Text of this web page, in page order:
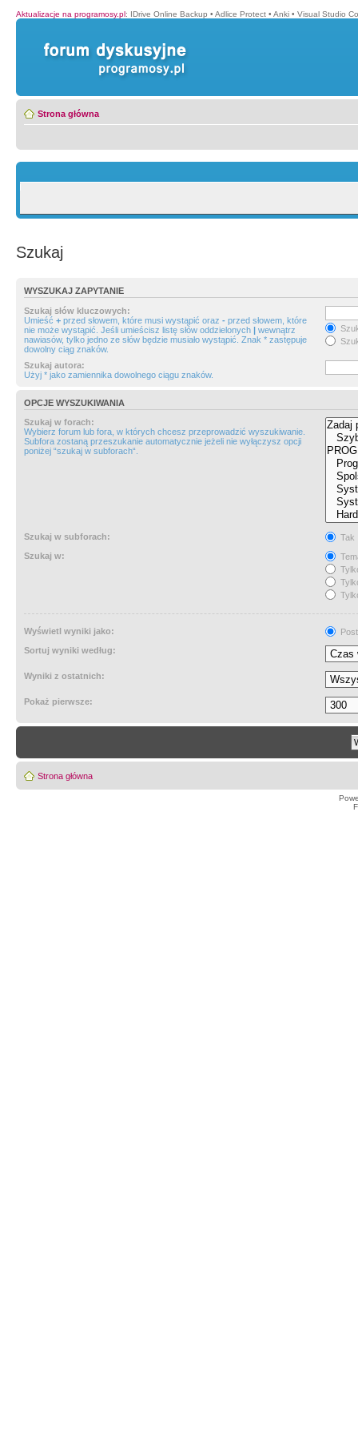
Aktualizacje na programosy.pl: IDrive Online Backup • Adlice Protect • Anki • Visual Studio
Strona główna
Szukaj
WYSZUKAJ ZAPYTANIE
Szukaj słów kluczowych:
Umieść + przed słowem, które musi wystąpić oraz - przed słowem, które
nie może wystąpić. Jeśli umieścisz listę słów oddzielonych | wewnątrz
nawiasów, tylko jedno ze słów będzie musiało wystąpić. Znak * zastępuje
dowolny ciąg znaków.
Szukaj autora:
Użyj * jako zamiennika dowolnego ciągu znaków.
OPCJE WYSZUKIWANIA
Szukaj w forach:
Wybierz forum lub fora, w których chcesz przeprowadzić wyszukiwanie.
Subfora zostaną przeszukanie automatycznie jeżeli nie wyłączysz opcji
poniżej “szukaj w subforach“.
Szukaj w subforach:
Tak
Szukaj w:
Wyświetl wyniki jako:
Sortuj wyniki według:
Wyniki z ostatnich:
Pokaż pierwsze:
Strona główna